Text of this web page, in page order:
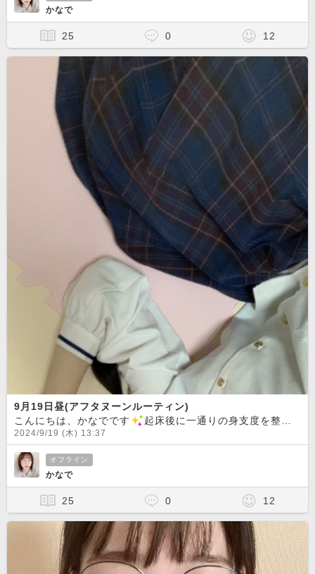
かなで
25 0 12
9月19日昼(アフタヌーンルーティン)
こんにちは、かなでです
起床後に一通りの身支度を整え終わりましたので、私は再び眠りにつきます。皆様良い午後の時間をお過ごしください
2024/9/19 (木) 13:37
オフライン
かなで
25 0 12